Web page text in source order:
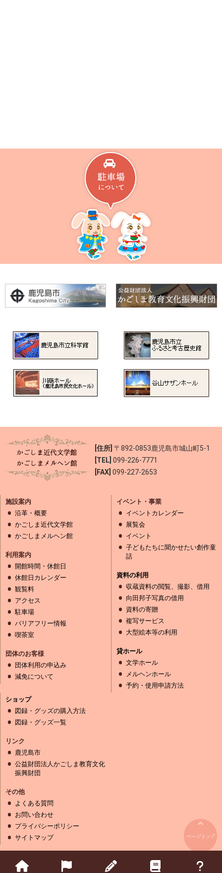
[住所] 〒892-0853鹿児島市城山町5-1
[TEL] 099-226-7771
[FAX] 099-227-2653
施設案内
沿革・概要
かごしま近代文学館
かごしまメルヘン館
利用案内
開館時間・休館日
休館日カレンダー
観覧料
アクセス
駐車場
バリアフリー情報
喫茶室
団体のお客様
団体利用の申込み
減免について
イベント・事業
イベントカレンダー
展覧会
イベント
子どもたちに聞かせたい創作童
話
資料の利用
収蔵資料の閲覧、撮影、借用
向田邦子写真の借用
資料の寄贈
複写サービス
大型絵本等の利用
貸ホール
文学ホール
メルヘンホール
予約・使用申請方法
ショップ
図録・グッズの購入方法
図録・グッズ一覧
リンク
鹿児島市
公益財団法人かごしま教育文化
振興財団
その他
よくある質問
お問い合わせ
プライバシーポリシー
サイトマップ
Copyright (C) Kagoshima Modern Literature Museum Kagoshima